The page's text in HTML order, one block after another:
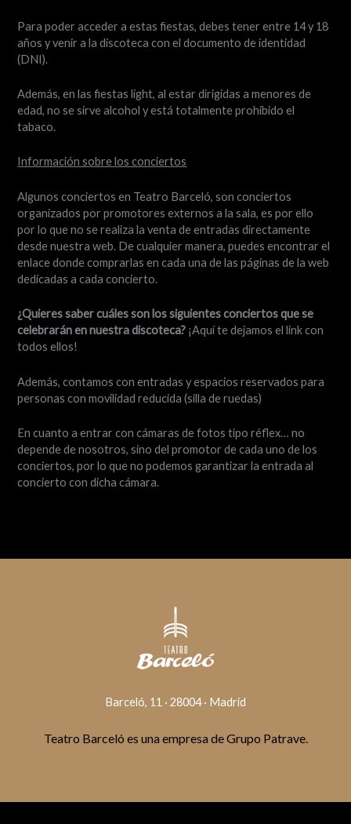
Para poder acceder a estas fiestas, debes tener entre 14 y 18
años y venir a la discoteca con el documento de identidad
(DNI).
Además, en las fiestas light, al estar dirigidas a menores de
edad, no se sirve alcohol y está totalmente prohibido el
tabaco.
Información sobre los conciertos
Algunos conciertos en Teatro Barceló, son conciertos
organizados por promotores externos a la sala, es por ello
por lo que no se realiza la venta de entradas directamente
desde nuestra web. De cualquier manera, puedes encontrar el
enlace donde comprarlas en cada una de las páginas de la web
dedicadas a cada concierto.
¿Quieres saber cuáles son los siguientes conciertos que se
celebrarán en nuestra discoteca? ¡Aquí te dejamos el link con
todos ellos!
Además, contamos con entradas y espacios reservados para
personas con movilidad reducida (silla de ruedas)
En cuanto a entrar con cámaras de fotos tipo réflex… no
depende de nosotros, sino del promotor de cada uno de los
conciertos, por lo que no podemos garantizar la entrada al
concierto con dicha cámara.
Barceló, 11 · 28004 · Madrid
Teatro Barceló es una empresa de Grupo Patrave.